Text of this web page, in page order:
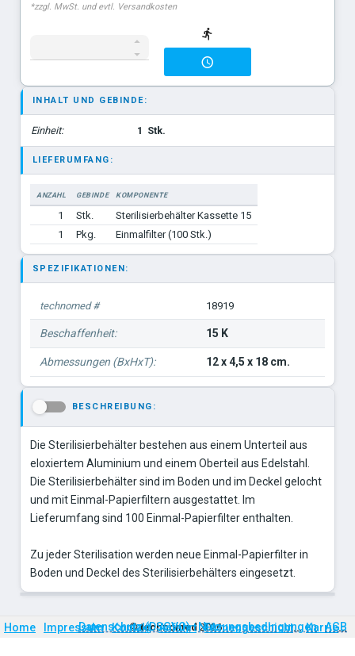
*zzgl. MwSt. und evtl. Versandkosten
INHALT UND GEBINDE:
Einheit: 1 Stk.
LIEFERUMFANG:
ANZAHL GEBINDE
KOMPONENTE
1
Stk.
Sterilisierbehälter Kassette 15
1
Pkg. Einmalfilter (100 Stk.)
SPEZIFIKATIONEN:
technomed # 18919
Beschaffenheit: 15 K
Abmessungen (BxHxT): 12 x 4,5 x 18 cm.
BESCHREIBUNG:
Die Sterilisierbehälter bestehen aus einem Unterteil aus
eloxiertem Aluminium und einem Oberteil aus Edelstahl.
Die Sterilisierbehälter sind im Boden und im Deckel gelocht
und mit Einmal-Papierfiltern ausgestattet. Im
Lieferumfang sind 100 Einmal-Papierfilter enthalten.
Zu jeder Sterilisation werden neue Einmal-Papierfilter in
Boden und Deckel des Sterilisierbehälters eingesetzt.
Home Impressum Kontakt Anfahrt Firmengeschichte Karriere
©technomed 2026
Datenschutz (DSGVO) Nutzungsbedingungen AGB